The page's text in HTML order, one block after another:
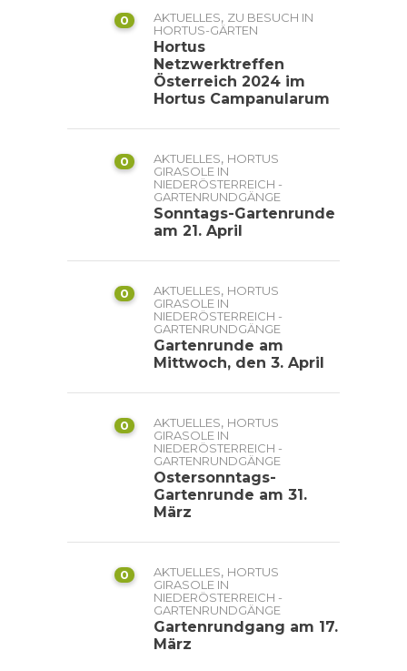
0 AKTUELLES, ZU BESUCH IN
HORTUS-GÄRTEN
Hortus
Netzwerktreffen
Österreich 2024 im
Hortus Campanularum
0 AKTUELLES, HORTUS
GIRASOLE IN
NIEDERÖSTERREICH -
GARTENRUNDGÄNGE
Sonntags-Gartenrunde
am 21. April
0 AKTUELLES, HORTUS
GIRASOLE IN
NIEDERÖSTERREICH -
GARTENRUNDGÄNGE
Gartenrunde am
Mittwoch, den 3. April
0 AKTUELLES, HORTUS
GIRASOLE IN
NIEDERÖSTERREICH -
GARTENRUNDGÄNGE
Ostersonntags-
Gartenrunde am 31.
März
0 AKTUELLES, HORTUS
GIRASOLE IN
NIEDERÖSTERREICH -
GARTENRUNDGÄNGE
Gartenrundgang am 17.
März